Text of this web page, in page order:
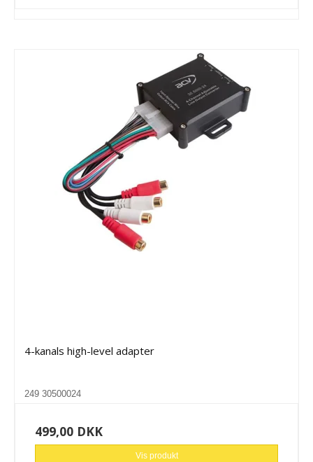
4-kanals high-level adapter
249 30500024
499,00 DKK
Vis produkt